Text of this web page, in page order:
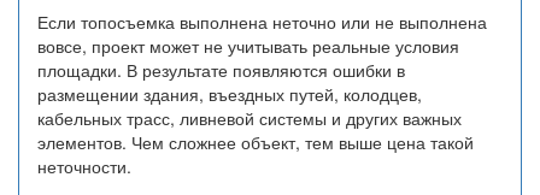
Если топосъемка выполнена неточно или не выполнена
вовсе, проект может не учитывать реальные условия
площадки. В результате появляются ошибки в
размещении здания, въездных путей, колодцев,
кабельных трасс, ливневой системы и других важных
элементов. Чем сложнее объект, тем выше цена такой
неточности.